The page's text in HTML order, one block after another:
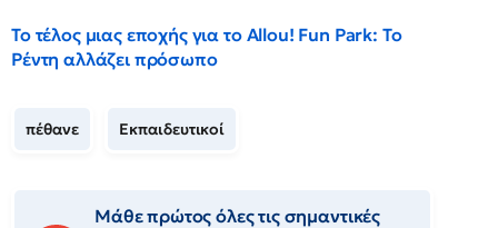
Το τέλος μιας εποχής για το Allou! Fun Park: Το
Ρέντη αλλάζει πρόσωπο
πέθανε Εκπαιδευτικοί
Μάθε πρώτος όλες τις σημαντικές